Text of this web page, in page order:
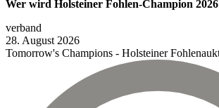
Wer wird Holsteiner Fohlen-Champion
verband
28. August 2026
Tomorrow's Champions - Holsteiner